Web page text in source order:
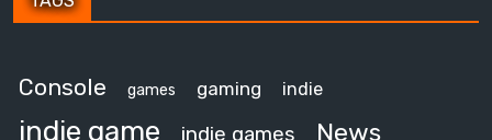
Console games gaming indie
indie game indie games News